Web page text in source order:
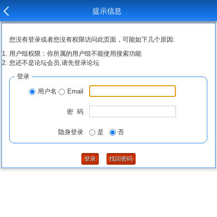
提示信息
您没有登录或者您没有权限访问此页面，可能如下几个原因:
用户组权限：你所属的用户组不能使用搜索功能
您还不是论坛会员,请先登录论坛
登录
用户名 Email
密 码
隐身登录 是 否